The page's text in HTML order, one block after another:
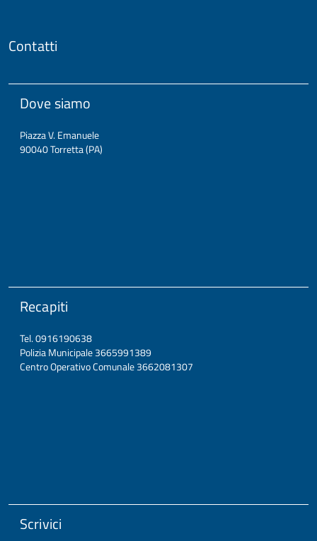
Contatti
Dove siamo
Piazza V. Emanuele
90040 Torretta (PA)
Recapiti
Tel. 0916190638
Polizia Municipale 3665991389
Centro Operativo Comunale 3662081307
Scrivici